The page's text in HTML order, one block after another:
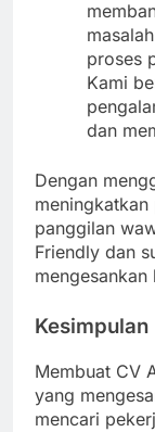
proses
Kami
dan
Dengan
panggilan
Friendly dan
Kesimpulan
Membuat CV
yang
mencari